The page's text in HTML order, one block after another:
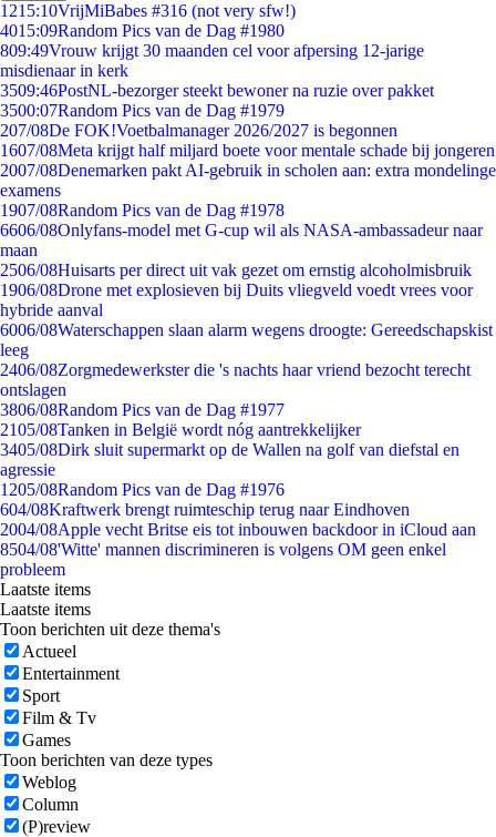
1215:10VrijMiBabes #316 (not very sfw!)
4015:09Random Pics van de Dag #1980
809:49Vrouw krijgt 30 maanden cel voor afpersing 12-jarige
misdienaar in kerk
3509:46PostNL-bezorger steekt bewoner na ruzie over pakket
3500:07Random Pics van de Dag #1979
207/08De FOK!Voetbalmanager 2026/2027 is begonnen
1607/08Meta krijgt half miljard boete voor mentale schade bij jongeren
2007/08Denemarken pakt AI-gebruik in scholen aan: extra mondelinge
examens
1907/08Random Pics van de Dag #1978
6606/08Onlyfans-model met G-cup wil als NASA-ambassadeur naar
maan
2506/08Huisarts per direct uit vak gezet om ernstig alcoholmisbruik
1906/08Drone met explosieven bij Duits vliegveld voedt vrees voor
hybride aanval
6006/08Waterschappen slaan alarm wegens droogte: Gereedschapskist
leeg
2406/08Zorgmedewerkster die 's nachts haar vriend bezocht terecht
ontslagen
3806/08Random Pics van de Dag #1977
2105/08Tanken in België wordt nóg aantrekkelijker
3405/08Dirk sluit supermarkt op de Wallen na golf van diefstal en
agressie
1205/08Random Pics van de Dag #1976
604/08Kraftwerk brengt ruimteschip terug naar Eindhoven
2004/08Apple vecht Britse eis tot inbouwen backdoor in iCloud aan
8504/08'Witte' mannen discrimineren is volgens OM geen enkel
probleem
Laatste items
Laatste items
Toon berichten uit deze thema's
Actueel
Entertainment
Sport
Film & Tv
Games
Toon berichten van deze types
Weblog
Column
(P)review